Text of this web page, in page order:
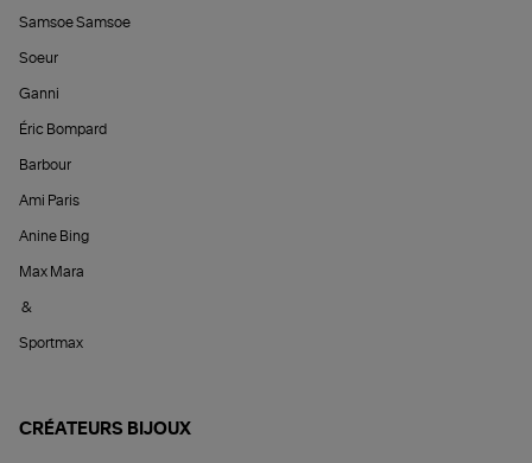
Samsoe Samsoe
Soeur
Ganni
Éric Bompard
Barbour
Ami Paris
Anine Bing
Max Mara
&
Sportmax
CRÉATEURS BIJOUX